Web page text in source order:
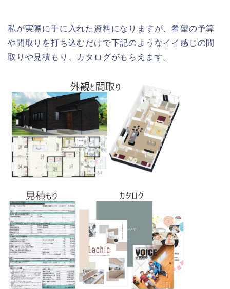
私が実際に手に入れた資料になりますが、希望の予算
や間取りを打ち込むだけで下記のようなイイ感じの間
取りや見積もり、カタログがもらえます。